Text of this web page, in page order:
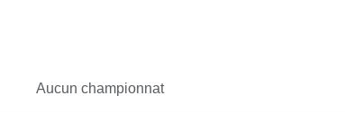
Aucun championnat